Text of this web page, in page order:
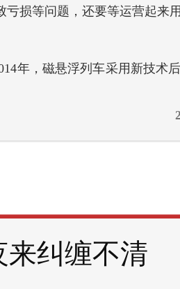
损等问题，还要等运营起来用
，磁悬浮列车采用新技术
来纠缠不清